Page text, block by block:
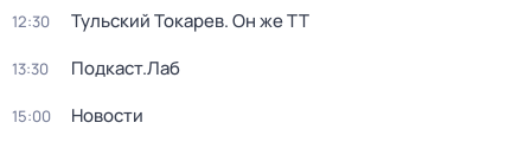
12:30 Тульский Токарев. Он же ТТ
13:30 Подкаст.Лаб
15:00 Новости